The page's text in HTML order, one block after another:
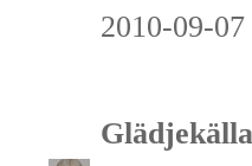
2010-09-07